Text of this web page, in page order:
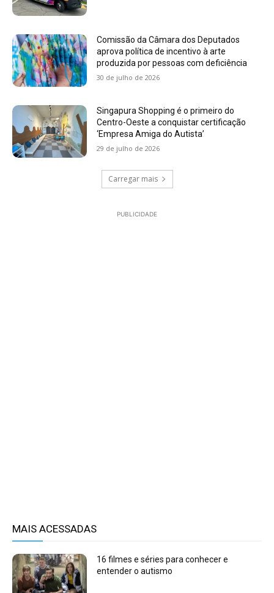
Comissão da Câmara dos Deputados
aprova política de incentivo à arte
produzida por pessoas com deficiência
30 de julho de 2026
Singapura Shopping é o primeiro do
Centro-Oeste a conquistar certificação
‘Empresa Amiga do Autista’
29 de julho de 2026
Carregar mais
PUBLICIDADE
MAIS ACESSADAS
16 filmes e séries para conhecer e
entender o autismo